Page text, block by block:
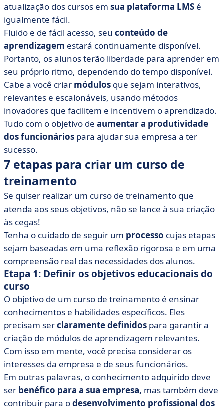
atualização dos cursos em sua plataforma LMS é
igualmente fácil.
Fluido e de fácil acesso, seu conteúdo de
aprendizagem estará continuamente disponível.
Portanto, os alunos terão liberdade para aprender em
seu próprio ritmo, dependendo do tempo disponível.
Cabe a você criar módulos que sejam interativos,
relevantes e escalonáveis, usando métodos
inovadores que facilitem e incentivem o aprendizado.
Tudo com o objetivo de aumentar a produtividade
dos funcionários para ajudar sua empresa a ter
sucesso.
7 etapas para criar um curso de
treinamento
Se quiser realizar um curso de treinamento que
atenda aos seus objetivos, não se lance à sua criação
às cegas!
Tenha o cuidado de seguir um processo cujas etapas
sejam baseadas em uma reflexão rigorosa e em uma
compreensão real das necessidades dos alunos.
Etapa 1: Definir os objetivos educacionais do
curso
O objetivo de um curso de treinamento é ensinar
conhecimentos e habilidades específicos. Eles
precisam serclaramente definidos para garantir a
criação de módulos de aprendizagem relevantes.
Com isso em mente, você precisa considerar os
interesses da empresa e de seus funcionários.
Em outras palavras, o conhecimento adquirido deve
ser benéfico para a sua empresa, mas também deve
contribuir para odesenvolvimento profissional dos